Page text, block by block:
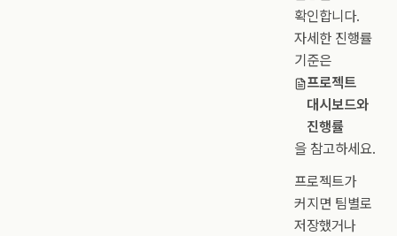
확인합니다.
자세한 진행률
기준은
프로젝트
대시보드와
진행률
을 참고하세요.
프로젝트가
커지면 팀별로
저장했거나